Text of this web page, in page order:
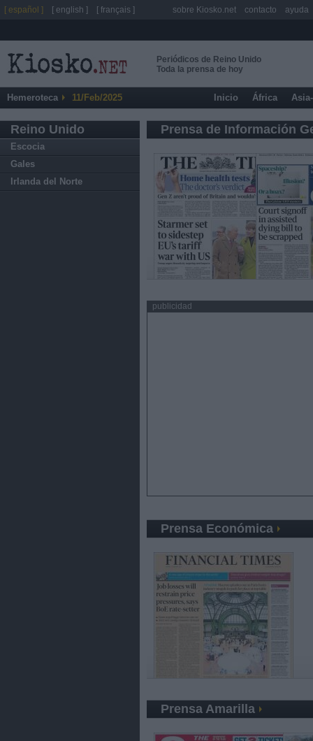
Periódicos de Reino Unido
Toda la prensa de hoy
Hemeroteca 11/Feb/2025 Inicio África
Reino Unido
Escocia
Gales
Irlanda del Norte
Prensa de Información
publicidad
Prensa Económica
Prensa Amarilla
[ español ] [ english ] [ français ] sobre Kiosko.net contacto ayuda